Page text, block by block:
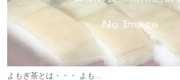
よもぎ茶とは・・・ よも...